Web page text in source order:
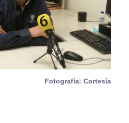
Fotografía: Cortesía